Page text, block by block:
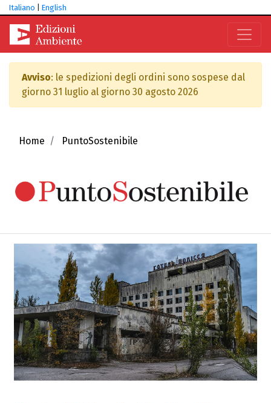
Italiano English
Avviso: le spedizioni degli ordini sono sospese dal
giorno 31 luglio al giorno 30 agosto 2026
Home PuntoSostenibile